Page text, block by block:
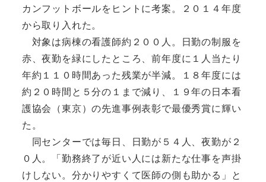
カンフットボールをヒントに考案。２０１４年度
から取り入れた。
対象は病棟の看護師約２００人。日勤の制服を
赤、夜勤を緑にしたところ、前年度に１人当たり
年約１１０時間あった残業が半減。１８年度には
約２０時間と５分の１まで減り、１９年の日本看
護協会（東京）の先進事例表彰で最優秀賞に輝い
た。
同センターでは毎日、日勤が５４人、夜勤が２
０人。「勤務終了が近い人には新たな仕事を声掛
けしない。分かりやすくて医師の側も助かる」と